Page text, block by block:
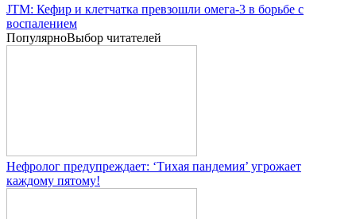
JTM: Кефир и клетчатка превзошли омега-3 в борьбе с
воспалением
ПопулярноВыбор читателей
Нефролог предупреждает: ‘Тихая пандемия’ угрожает
каждому пятому!